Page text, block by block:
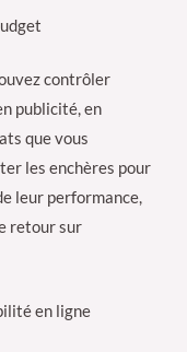
contrôler
publicité, en
que vous
les enchères pour
leur performance,
retour sur
en ligne